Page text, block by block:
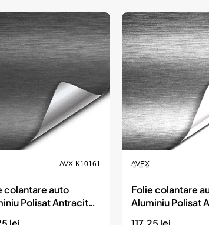
AVX-K10161
colantare auto
Polisat Antracit
AVEX
Folie colantare
Aluminiu Polisat